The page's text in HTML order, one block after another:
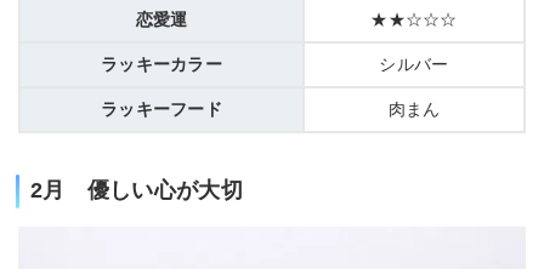
恋愛運 ★★☆☆☆
ラッキーカラー シルバー
ラッキーフード 肉まん
2月 優しい心が大切